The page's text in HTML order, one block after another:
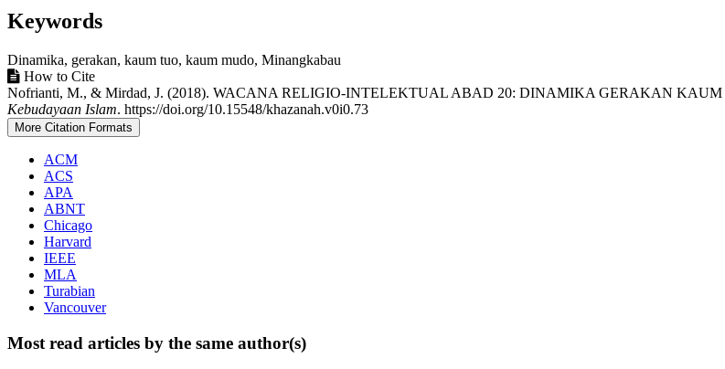
Keywords
Dinamika, gerakan, kaum tuo, kaum mudo, Minangkabau
##plugins.themes.academic_pro.article.details##
How to Cite
Nofrianti, M., & Mirdad, J. (2018). WACANA RELIGIO-INTELEKTUAL ABAD 20: DINAMIKA GERAKAN
Kebudayaan Islam. https://doi.org/10.15548/khazanah.v0i0.73
More Citation Formats
ACM
ACS
APA
ABNT
Chicago
Harvard
IEEE
MLA
Turabian
Vancouver
Most read articles by the same author(s)